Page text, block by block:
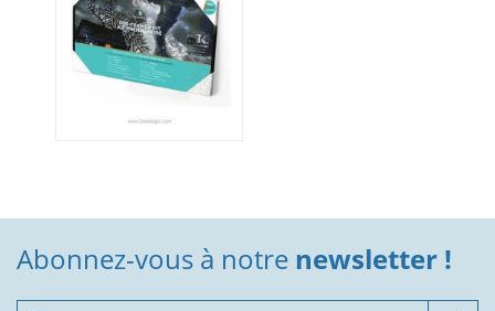
Abonnez-vous à notre newsletter !